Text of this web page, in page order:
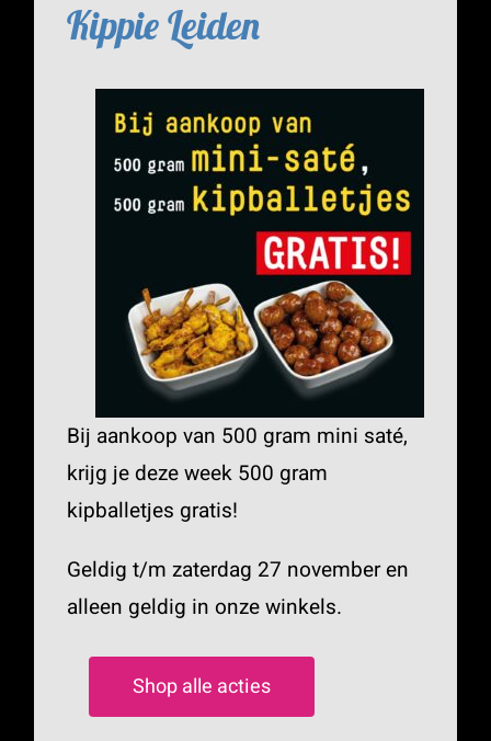
Kippie Leiden
Bij aankoop van 500 gram mini saté,
krijg je deze week 500 gram
kipballetjes gratis!
Geldig t/m zaterdag 27 november en
alleen geldig in onze winkels.
Shop alle acties